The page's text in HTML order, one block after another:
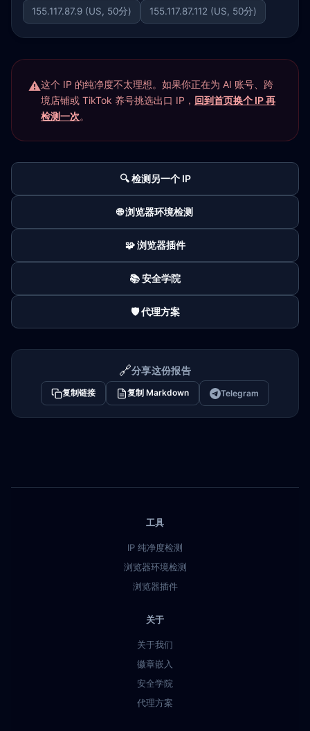
155.117.87.9 (US, 50分) 155.117.87.112 (US, 50分)
这个 IP 的纯净度不太理想。如果你正在为 AI 账号、跨
境店铺或 TikTok 养号挑选出口 IP， 回到首页换个 IP 再
检测一次。
🔍 检测另一个 IP
🌐 浏览器环境检测
🧩 浏览器插件
📚 安全学院
🛡️ 代理方案
🔗分享这份报告
复制链接 复制 Markdown Telegram
工具
IP 纯净度检测
浏览器环境检测
浏览器插件
关于
关于我们
徽章嵌入
安全学院
代理方案